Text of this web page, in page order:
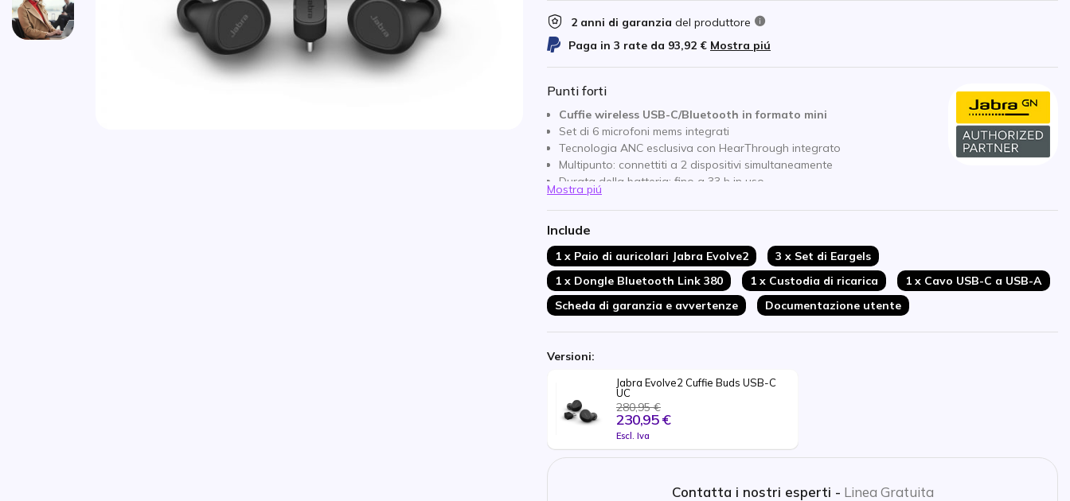
2 anni di garanzia del produttore
Paga in 3 rate da 93,92 € Mostra piú
Punti forti
Cuffie wireless USB-C/Bluetooth in formato mini
Set di 6 microfoni mems integrati
Tecnologia ANC esclusiva con HearThrough integrato
Multipunto: connettiti a 2 dispositivi simultaneamente
Durata della batteria: fino a 33 h in uso
Ricarica rapida: 5 minuti di ricarica per 1 ora di batteria
Certificazione IP57: protetto da polvere e umidità
Certificazione Microsoft Teams
Mostra piú
Include
1 x Paio di auricolari Jabra Evolve2
3 x Set di Eargels
1 x Dongle Bluetooth Link 380
1 x Custodia di ricarica
1 x Cavo USB-C a USB-A
Scheda di garanzia e avvertenze
Documentazione utente
Versioni:
Jabra Evolve2 Cuffie Buds USB-C
280,95 €
230,95 €
Escl. Iva
Contatta i nostri esperti - Linea Gratuita